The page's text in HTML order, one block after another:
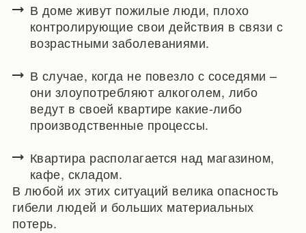
В доме живут пожилые люди, плохо
контролирующие свои действия в связи с
возрастными заболеваниями.
В случае, когда не повезло с соседями –
они злоупотребляют алкоголем, либо
ведут в своей квартире какие-либо
производственные процессы.
Квартира располагается над магазином,
кафе, складом.
В любой их этих ситуаций велика опасность
гибели людей и больших материальных
потерь.